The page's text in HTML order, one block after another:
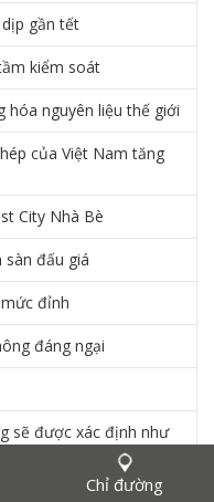
gần tết
kiểm soát
hóa nguyên liệu thế giới
của Việt Nam tăng
City Nhà Bè
sàn đấu giá
đỉnh
đáng ngại
sẽ được xác định như
cấp thành 2 loại riêng
Chỉ đường